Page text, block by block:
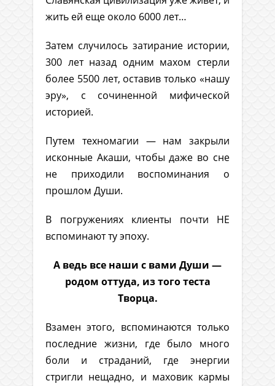
жить ей еще около 6000 лет…
Затем случилось затирание истории,
300 лет назад одним махом стерли
более 5500 лет, оставив только «нашу
эру», с сочиненной мифической
историей.
Путем техномагии — нам закрыли
исконные Акаши, чтобы даже во сне
не приходили воспоминания о
прошлом Души.
В погружениях клиенты почти НЕ
вспоминают ту эпоху.
А ведь все наши с вами Души —
родом оттуда, из того теста
Творца.
Взамен этого, вспоминаются только
последние жизни, где было много
боли и страданий, где энергии
стригли нещадно, и маховик кармы